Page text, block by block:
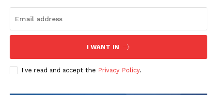
I WANT IN
I've read and accept the Privacy Policy.